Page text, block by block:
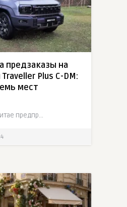
предзаказы на
Plus C-DM:
мест
Jetour открыла в Китае предпродажи расширенной линейки Traveller, представив бензиновый Traveller Plus и гибридный Traveller Plus C-DM. Обе модели доступны в пяти- и семиместной конфигурации,